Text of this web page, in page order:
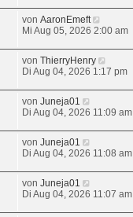
von AaronEmeft
Mi Aug 05, 2026 2:00 am
von ThierryHenry
Di Aug 04, 2026 1:17 pm
von Juneja01
Di Aug 04, 2026 11:09 am
von Juneja01
Di Aug 04, 2026 11:08 am
von Juneja01
Di Aug 04, 2026 11:07 am